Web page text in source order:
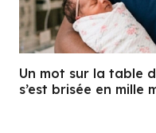
Un mot sur la table
s’est brisée en mille